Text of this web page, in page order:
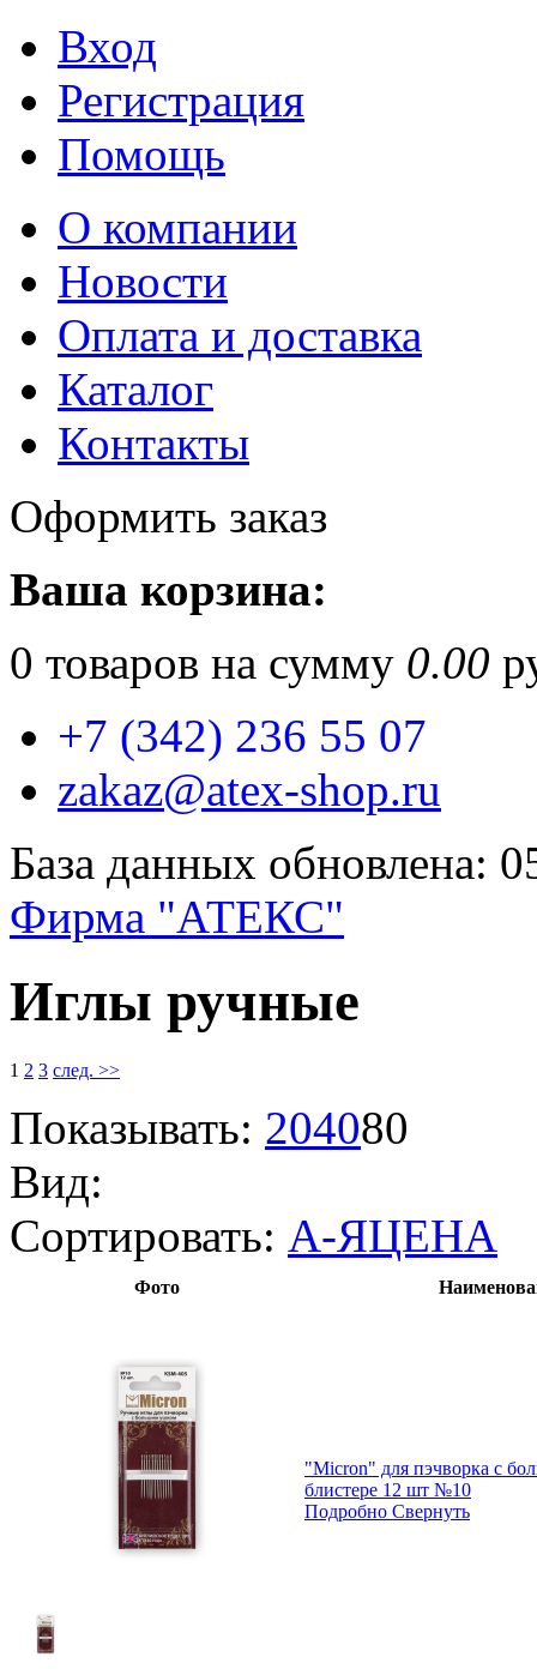
Вход
Регистрация
Помощь
О компании
Новости
Оплата и доставка
Каталог
Контакты
Оформить заказ
Ваша корзина:
0 товаров на сумму 0.00
+7 (342) 236 55 07
zakaz@atex-shop.ru
База данных обновлена:
Фирма "АТЕКС"
Иглы ручные
1 2 3 след. >>
Показывать: 204080
Вид:
Сортировать: А-ЯЦЕНА
Фото
"Micron" для пэчворка с
блистере 12 шт №10
Подробно Свернуть